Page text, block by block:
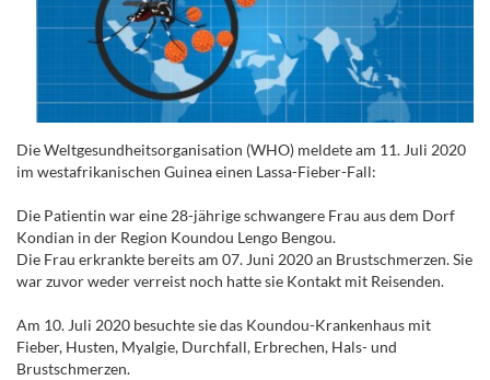
Die Weltgesundheitsorganisation (WHO) meldete am 11. Juli 2020
im westafrikanischen Guinea einen Lassa-Fieber-Fall:
Die Patientin war eine 28-jährige schwangere Frau aus dem Dorf
Kondian in der Region Koundou Lengo Bengou.
Die Frau erkrankte bereits am 07. Juni 2020 an Brustschmerzen. Sie
war zuvor weder verreist noch hatte sie Kontakt mit Reisenden.
Am 10. Juli 2020 besuchte sie das Koundou-Krankenhaus mit
Fieber, Husten, Myalgie, Durchfall, Erbrechen, Hals- und
Brustschmerzen.